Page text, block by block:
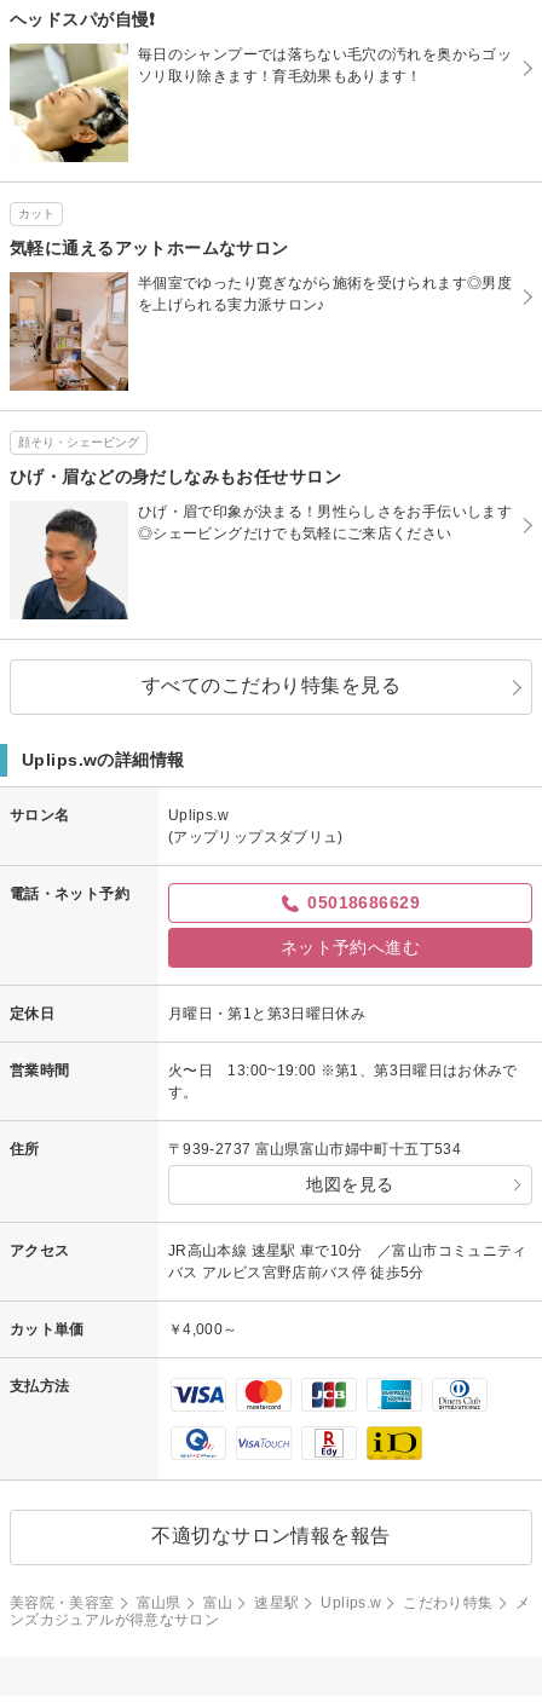
ヘッドスパが自慢❗️
毎日のシャンプーでは落ちない毛穴の汚れを奥からゴッ
ソリ取り除きます！育毛効果もあります！
カット
気軽に通えるアットホームなサロン
半個室でゆったり寛ぎながら施術を受けられます◎男度
を上げられる実力派サロン♪
顔そり・シェービング
ひげ・眉などの身だしなみもお任せサロン
ひげ・眉で印象が決まる！男性らしさをお手伝いします
◎シェービングだけでも気軽にご来店ください
すべてのこだわり特集を見る
Uplips.wの詳細情報
サロン名
Uplips.w
(アップリップスダブリュ)
電話・ネット予約 05018686629
ネット予約へ進む
定休日 月曜日・第1と第3日曜日休み
営業時間
火〜日 13:00~19:00 ※第1、第3日曜日はお休みで
す。
住所 〒939-2737 富山県富山市婦中町十五丁534
地図を見る
アクセス
JR高山本線 速星駅 車で10分 ／富山市コミュニティ
バス アルビス宮野店前バス停 徒歩5分
カット単価 ￥4,000～
支払方法
不適切なサロン情報を報告
美容院・美容室 富山県 富山 速星駅 Uplips.w こだわり特集
メ
ンズカジュアルが得意なサロン